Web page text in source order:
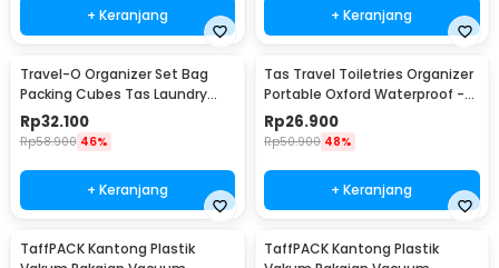
+ Keranjang + Keranjang
Travel-O Organizer Set Bag
Packing Cubes Tas Laundry
Multi Size 6 PCS - BIB-610
Rp32.100
Rp58.900 46%
+ Keranjang
Tas Travel Toiletries Organizer
Portable Oxford Waterproof -
F119
Rp26.900
Rp50.900 48%
+ Keranjang
TaffPACK Kantong Plastik
TaffPACK Kantong Plastik